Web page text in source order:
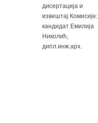
дисертација и
извештај Комисије:
кандидат Емилија
Николић,
дипл.инж.арх.